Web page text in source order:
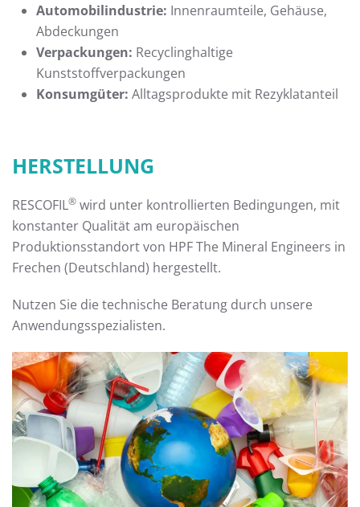
Automobilindustrie: Innenraumteile, Gehäuse,
Abdeckungen
Verpackungen: Recyclinghaltige
Kunststoffverpackungen
Konsumgüter: Alltagsprodukte mit Rezyklatanteil
HERSTELLUNG
RESCOFIL® wird unter kontrollierten Bedingungen, mit
konstanter Qualität am europäischen
Produktionsstandort von HPF The Mineral Engineers in
Frechen (Deutschland) hergestellt.
Nutzen Sie die technische Beratung durch unsere
Anwendungsspezialisten.